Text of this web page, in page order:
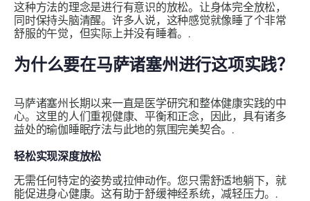
这种方法的理念是进行有意识的放松。让身体完全放松，
同时保持头脑清醒。许多人说，这种感觉就像睡了个非常
舒服的午觉，但实际上并没有睡着。.
为什么要在马萨诸塞州进行这项实践？
马萨诸塞州长期以来一直是医学研究和整体健康实践的中
心。这里的人们重视健康、平衡和正念，因此，具有诸多
益处的瑜伽睡眠疗法与此地的氛围完美契合。.
轻松实现深度放松
无需任何特定的姿势或拉伸动作。您只需舒适地躺下，就
能促进身心健康。这有助于舒缓神经系统，减轻压力。.